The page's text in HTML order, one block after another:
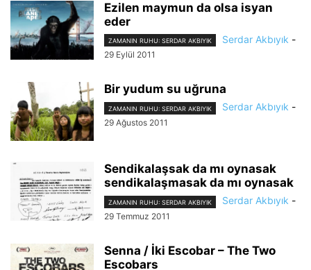
Ezilen maymun da olsa isyan
eder
ZAMANIN RUHU: SERDAR AKBIYIK Serdar Akbıyık -
29 Eylül 2011
Bir yudum su uğruna
ZAMANIN RUHU: SERDAR AKBIYIK Serdar Akbıyık -
29 Ağustos 2011
Sendikalaşsak da mı oynasak
sendikalaşmasak da mı oynasak
ZAMANIN RUHU: SERDAR AKBIYIK Serdar Akbıyık -
29 Temmuz 2011
Senna / İki Escobar – The Two
Escobars